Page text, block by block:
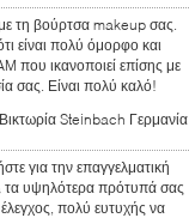
τη βούρτσα makeup σας.
είναι πολύ όμορφο και
που ικανοποιεί επίσης με
σας. Είναι πολύ καλό!
Steinbach Γερμανία
για την επαγγελματική
τα υψηλότερα πρότυπά σας
έλεγχος, πολύ ευτυχής να